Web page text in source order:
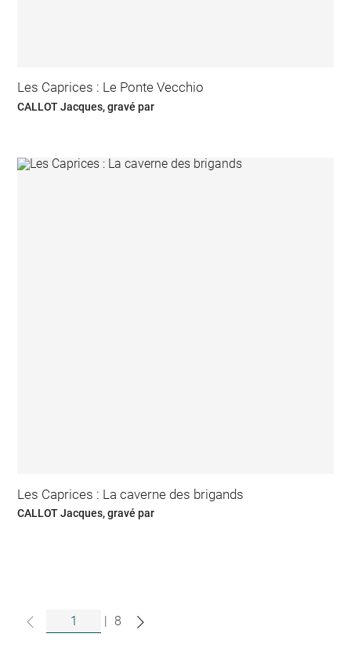
Les Caprices : Le Ponte Vecchio
CALLOT Jacques, gravé par
Les Caprices : La caverne des brigands
CALLOT Jacques, gravé par
| 8